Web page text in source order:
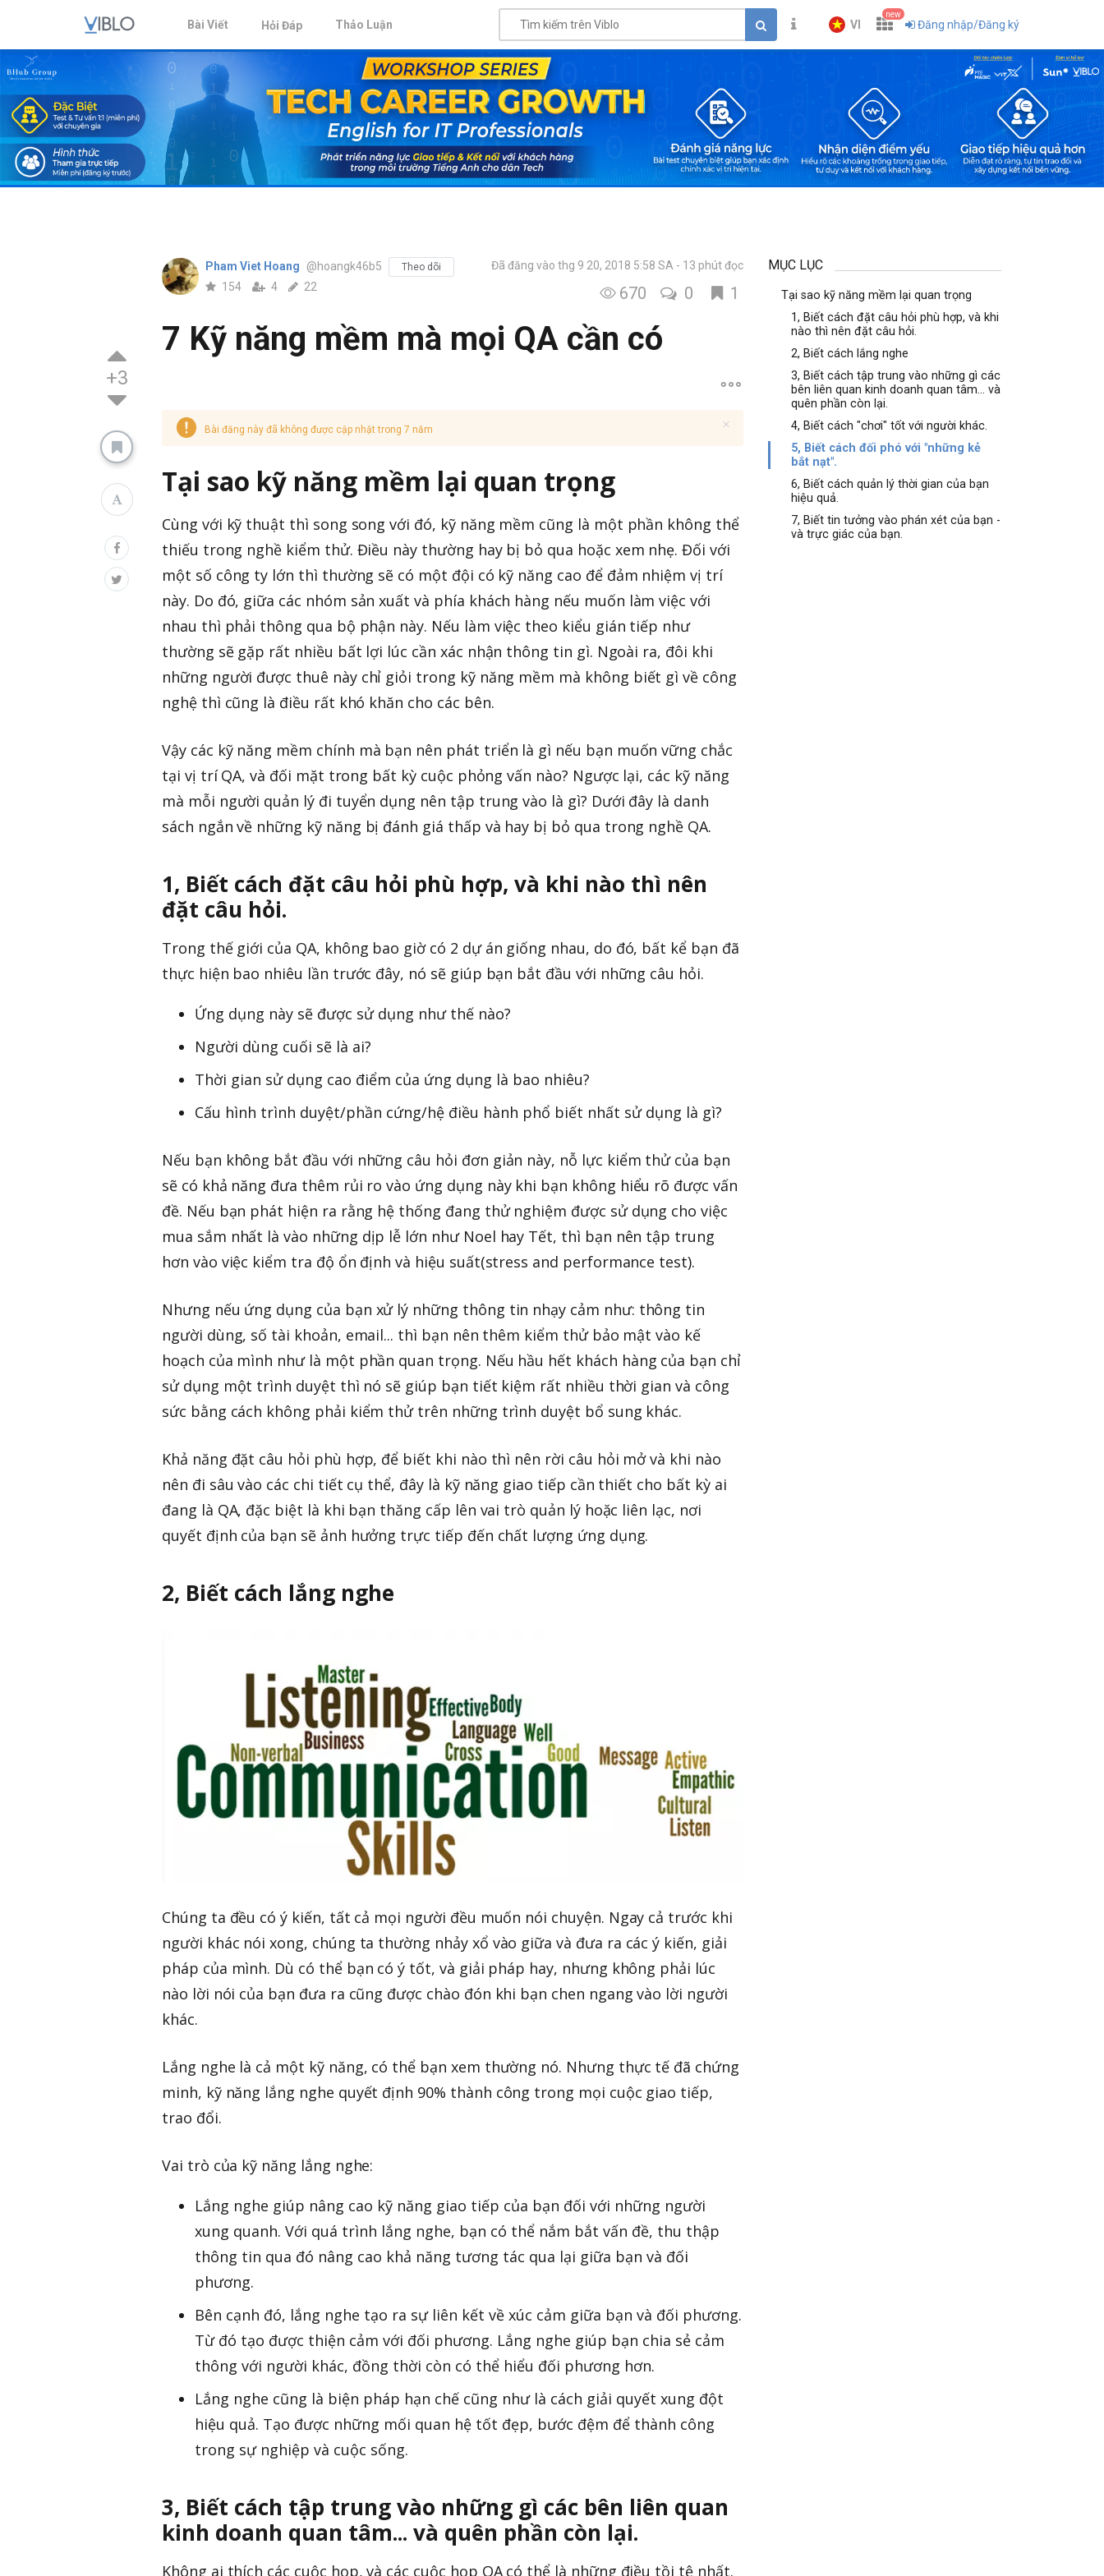
Bài Viết Hỏi Đáp Thảo Luận VI
new
Đăng nhập/Đăng ký
+3
Pham Viet Hoang @hoangk46b5 Theo dõi
154 4 22
Đã đăng vào thg 9 20, 2018 5:58 SA 13 phút đọc
670 0 1
7 Kỹ năng mềm mà mọi QA cần có
Bài đăng này đã không được cập nhật trong 7 năm
Tại sao kỹ năng mềm lại quan trọng
Cùng với kỹ thuật thì song song với đó, kỹ năng mềm cũng là một phần không thể
thiếu trong nghề kiểm thử. Điều này thường hay bị bỏ qua hoặc xem nhẹ. Đối với
một số công ty lớn thì thường sẽ có một đội có kỹ năng cao để đảm nhiệm vị trí
này. Do đó, giữa các nhóm sản xuất và phía khách hàng nếu muốn làm việc với
nhau thì phải thông qua bộ phận này. Nếu làm việc theo kiểu gián tiếp như
thường sẽ gặp rất nhiều bất lợi lúc cần xác nhận thông tin gì. Ngoài ra, đôi khi
những người được thuê này chỉ giỏi trong kỹ năng mềm mà không biết gì về công
nghệ thì cũng là điều rất khó khăn cho các bên.
Vậy các kỹ năng mềm chính mà bạn nên phát triển là gì nếu bạn muốn vững chắc
tại vị trí QA, và đối mặt trong bất kỳ cuộc phỏng vấn nào? Ngược lại, các kỹ năng
mà mỗi người quản lý đi tuyển dụng nên tập trung vào là gì? Dưới đây là danh
sách ngắn về những kỹ năng bị đánh giá thấp và hay bị bỏ qua trong nghề QA.
1, Biết cách đặt câu hỏi phù hợp, và khi nào thì nên
đặt câu hỏi.
Trong thế giới của QA, không bao giờ có 2 dự án giống nhau, do đó, bất kể bạn đã
thực hiện bao nhiêu lần trước đây, nó sẽ giúp bạn bắt đầu với những câu hỏi.
Ứng dụng này sẽ được sử dụng như thế nào?
Người dùng cuối sẽ là ai?
Thời gian sử dụng cao điểm của ứng dụng là bao nhiêu?
Cấu hình trình duyệt/phần cứng/hệ điều hành phổ biết nhất sử dụng là gì?
Nếu bạn không bắt đầu với những câu hỏi đơn giản này, nỗ lực kiểm thử của bạn
sẽ có khả năng đưa thêm rủi ro vào ứng dụng này khi bạn không hiểu rõ được vấn
đề. Nếu bạn phát hiện ra rằng hệ thống đang thử nghiệm được sử dụng cho việc
mua sắm nhất là vào những dịp lễ lớn như Noel hay Tết, thì bạn nên tập trung
hơn vào việc kiểm tra độ ổn định và hiệu suất(stress and performance test).
Nhưng nếu ứng dụng của bạn xử lý những thông tin nhạy cảm như: thông tin
người dùng, số tài khoản, email... thì bạn nên thêm kiểm thử bảo mật vào kế
hoạch của mình như là một phần quan trọng. Nếu hầu hết khách hàng của bạn chỉ
sử dụng một trình duyệt thì nó sẽ giúp bạn tiết kiệm rất nhiều thời gian và công
sức bằng cách không phải kiểm thử trên những trình duyệt bổ sung khác.
Khả năng đặt câu hỏi phù hợp, để biết khi nào thì nên rời câu hỏi mở và khi nào
nên đi sâu vào các chi tiết cụ thể, đây là kỹ năng giao tiếp cần thiết cho bất kỳ ai
đang là QA, đặc biệt là khi bạn thăng cấp lên vai trò quản lý hoặc liên lạc, nơi
quyết định của bạn sẽ ảnh hưởng trực tiếp đến chất lượng ứng dụng.
2, Biết cách lắng nghe
Chúng ta đều có ý kiến, tất cả mọi người đều muốn nói chuyện. Ngay cả trước khi
người khác nói xong, chúng ta thường nhảy xổ vào giữa và đưa ra các ý kiến, giải
pháp của mình. Dù có thể bạn có ý tốt, và giải pháp hay, nhưng không phải lúc
nào lời nói của bạn đưa ra cũng được chào đón khi bạn chen ngang vào lời người
khác.
Lắng nghe là cả một kỹ năng, có thể bạn xem thường nó. Nhưng thực tế đã chứng
minh, kỹ năng lắng nghe quyết định 90% thành công trong mọi cuộc giao tiếp,
trao đổi.
Vai trò của kỹ năng lắng nghe:
Lắng nghe giúp nâng cao kỹ năng giao tiếp của bạn đối với những người
xung quanh. Với quá trình lắng nghe, bạn có thể nắm bắt vấn đề, thu thập
thông tin qua đó nâng cao khả năng tương tác qua lại giữa bạn và đối
phương.
Bên cạnh đó, lắng nghe tạo ra sự liên kết về xúc cảm giữa bạn và đối phương.
Từ đó tạo được thiện cảm với đối phương. Lắng nghe giúp bạn chia sẻ cảm
thông với người khác, đồng thời còn có thể hiểu đối phương hơn.
Lắng nghe cũng là biện pháp hạn chế cũng như là cách giải quyết xung đột
hiệu quả. Tạo được những mối quan hệ tốt đẹp, bước đệm để thành công
trong sự nghiệp và cuộc sống.
3, Biết cách tập trung vào những gì các bên liên quan
kinh doanh quan tâm... và quên phần còn lại.
Không ai thích các cuộc họp, và các cuộc họp QA có thể là những điều tồi tệ nhất.
MỤC LỤC
Tại sao kỹ năng mềm lại quan trọng
1, Biết cách đặt câu hỏi phù hợp, và khi
nào thì nên đặt câu hỏi.
2, Biết cách lắng nghe
3, Biết cách tập trung vào những gì các
bên liên quan kinh doanh quan tâm... và
quên phần còn lại.
4, Biết cách "chơi" tốt với người khác.
5, Biết cách đối phó với "những kẻ
bắt nạt".
6, Biết cách quản lý thời gian của bạn
hiệu quả.
7, Biết tin tưởng vào phán xét của bạn -
và trực giác của bạn.